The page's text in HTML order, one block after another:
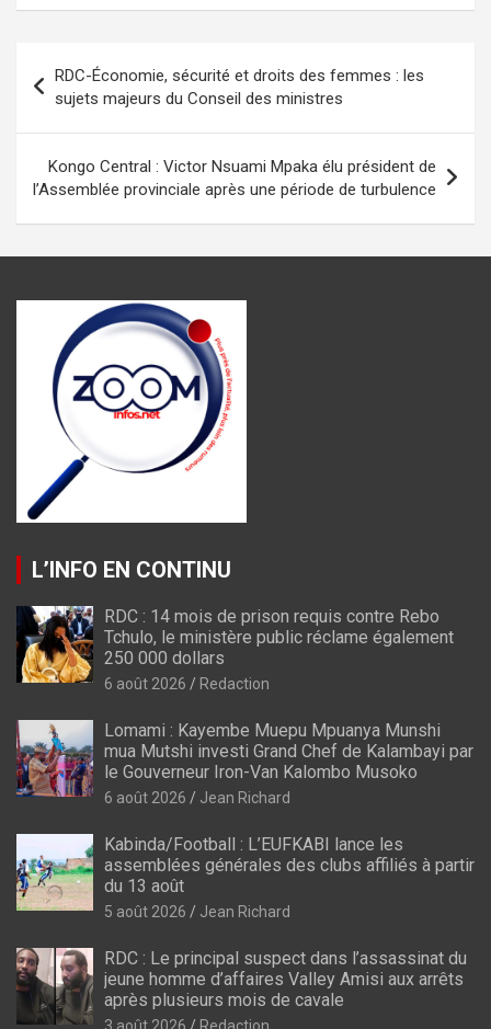
ce
b
o
o
k
at
A
p
p
se
g
er
ail e
gr
a
m
ta
g
er
Navigation
de
l’article
RDC-Économie, sécurité et droits des femmes : les
sujets majeurs du Conseil des ministres
Kongo Central : Victor Nsuami Mpaka élu président de
l’Assemblée provinciale après une période de turbulence
L’INFO EN CONTINU
RDC : 14 mois de prison requis contre Rebo
Tchulo, le ministère public réclame également
250 000 dollars
6 août 2026 Redaction
Lomami : Kayembe Muepu Mpuanya Munshi
mua Mutshi investi Grand Chef de Kalambayi par
le Gouverneur Iron-Van Kalombo Musoko
6 août 2026 Jean Richard
Kabinda/Football : L’EUFKABI lance les
assemblées générales des clubs affiliés à partir
du 13 août
5 août 2026 Jean Richard
RDC : Le principal suspect dans l’assassinat du
jeune homme d’affaires Valley Amisi aux arrêts
après plusieurs mois de cavale